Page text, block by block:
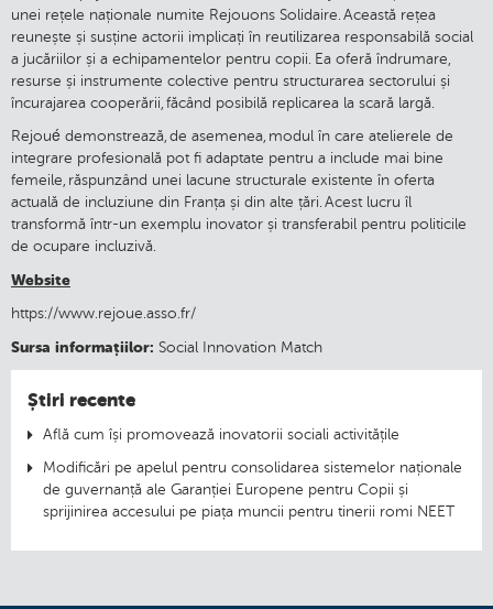
unei rețele naționale numite Rejouons Solidaire. Această rețea
reunește și susține actorii implicați în reutilizarea responsabilă social
a jucăriilor și a echipamentelor pentru copii. Ea oferă îndrumare,
resurse și instrumente colective pentru structurarea sectorului și
încurajarea cooperării, făcând posibilă replicarea la scară largă.
Rejoué demonstrează, de asemenea, modul în care atelierele de
integrare profesională pot fi adaptate pentru a include mai bine
femeile, răspunzând unei lacune structurale existente în oferta
actuală de incluziune din Franța și din alte țări. Acest lucru îl
transformă într-un exemplu inovator și transferabil pentru politicile
de ocupare incluzivă.
Website
https://www.rejoue.asso.fr/
Sursa informațiilor: Social Innovation Match
Știri recente
Află cum își promovează inovatorii sociali activitățile
Modificări pe apelul pentru consolidarea sistemelor naționale
de guvernanță ale Garanției Europene pentru Copii și
sprijinirea accesului pe piața muncii pentru tinerii romi NEET